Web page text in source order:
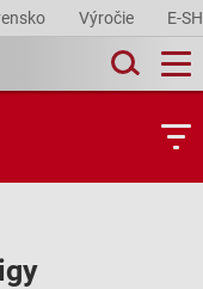
Výročie E-